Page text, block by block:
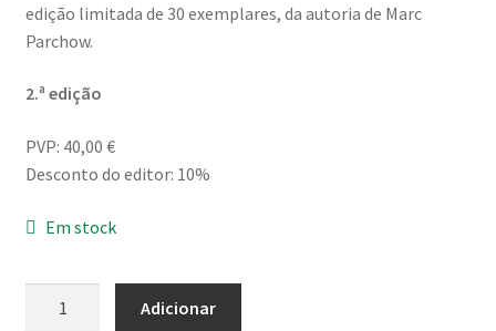
edição limitada de 30 exemplares, da autoria de Marc
Parchow.
2.ª edição
PVP: 40,00 €
Desconto do editor: 10%
Em stock
Adicionar